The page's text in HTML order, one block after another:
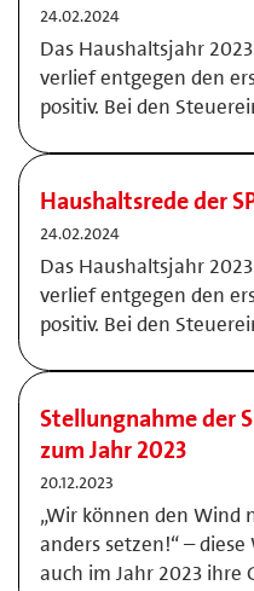
24.02.2024
Das Haushaltsjahr
verlief entgegen den
positiv. Bei den
Haushaltsrede der
24.02.2024
Das Haushaltsjahr
verlief entgegen den
positiv. Bei den
Stellungnahme der
zum Jahr 2023
20.12.2023
„Wir können den Wind
anders setzen!“ –
auch im Jahr 2023 ihre